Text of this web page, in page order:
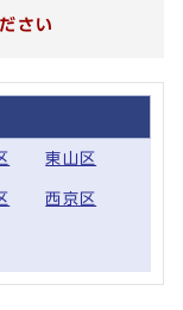
さい
東山区
西京区